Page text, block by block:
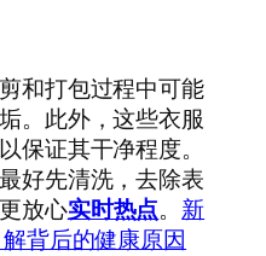
打包过程中可能
。此外，这些衣服
保证其干净程度。
好先清洗，去除表
放心实时热点。 新
背后的健康原因